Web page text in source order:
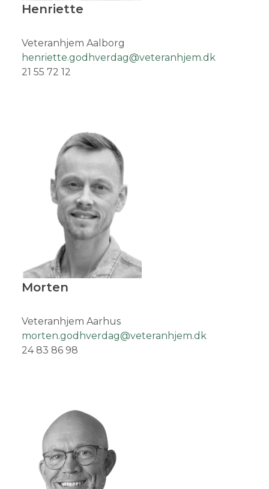
Henriette
Veteranhjem Aalborg
henriette.godhverdag@veteranhjem.dk
21 55 72 12
Morten
Veteranhjem Aarhus
morten.godhverdag@veteranhjem.dk
24 83 86 98